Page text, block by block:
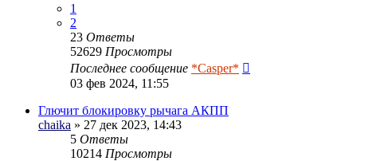
1
2
23 Ответы
52629 Просмотры
Последнее сообщение *Casper*
03 фев 2024, 11:55
Глючит блокировку рычага АКПП
chaika » 27 дек 2023, 14:43
5 Ответы
10214 Просмотры